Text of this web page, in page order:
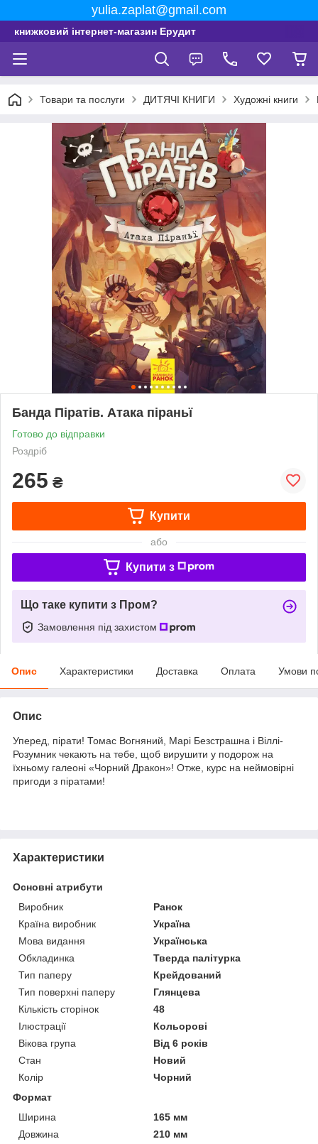
yulia.zaplat@gmail.com
книжковий інтернет-магазин Ерудит
Товари та послуги ДИТЯЧІ КНИГИ Художні книги
Банда Піратів. Атака піраньї
Готово до відправки
Роздріб
265 ₴
Купити
або
Купити з
Що таке купити з Пром?
Замовлення під захистом
Опис Характеристики Доставка Оплата Умови
Опис
Уперед, пірати! Томас Вогняний, Марі Безстрашна і Віллі-
Розумник чекають на тебе, щоб вирушити у подорож на
їхньому галеоні «Чорний Дракон»! Отже, курс на неймовірні
пригоди з піратами!
Характеристики
Основні атрибути
Виробник
Ранок
Країна виробник
Україна
Мова видання
Українська
Обкладинка
Тверда палітурка
Тип паперу
Крейдований
Тип поверхні паперу
Глянцева
Кількість сторінок
48
Ілюстрації
Кольорові
Вікова група
Від 6 років
Стан
Новий
Колір
Чорний
Формат
Ширина
165 мм
Довжина
210 мм